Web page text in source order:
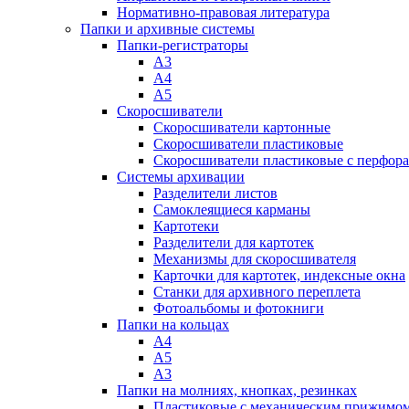
Нормативно-правовая литература
Папки и архивные системы
Папки-регистраторы
А3
А4
А5
Скоросшиватели
Скоросшиватели картонные
Скоросшиватели пластиковые
Скоросшиватели пластиковые с
Системы архивации
Разделители листов
Самоклеящиеся карманы
Картотеки
Разделители для картотек
Механизмы для скоросшивателя
Карточки для картотек, индексные окна
Станки для архивного переплета
Фотоальбомы и фотокниги
Папки на кольцах
А4
А5
А3
Папки на молниях, кнопках, резинках